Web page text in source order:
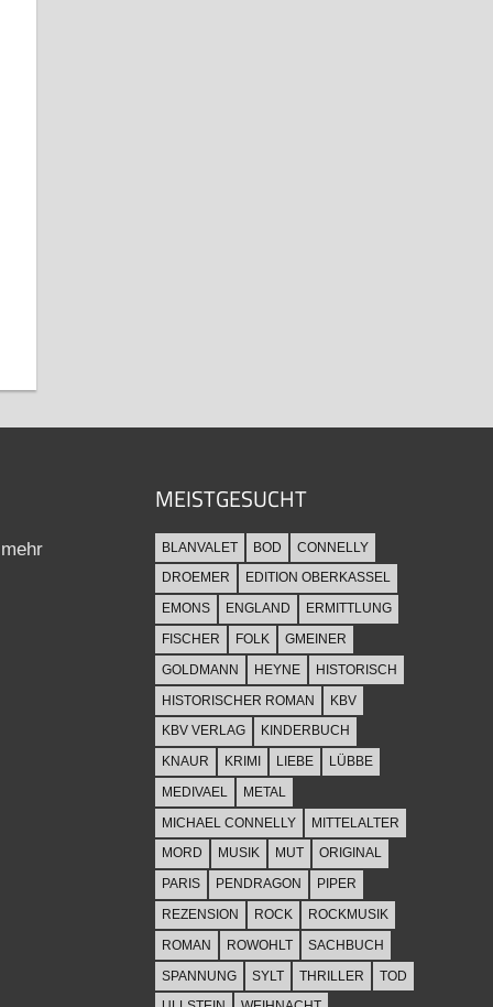
MEISTGESUCHT
BLANVALET BOD
CONNELLY
DROEMER
EDITION OBERKASSEL
EMONS
ENGLAND
ERMITTLUNG
FISCHER
FOLK
GMEINER
GOLDMANN
HEYNE
HISTORISCH
HISTORISCHER ROMAN
KBV
KBV VERLAG
KINDERBUCH
KNAUR
KRIMI LIEBE
LÜBBE
MEDIVAEL
METAL
MICHAEL CONNELLY
MITTELALTER
MORD
MUSIK MUT
ORIGINAL
PARIS
PENDRAGON
PIPER
REZENSION
ROCK
ROCKMUSIK
ROMAN
ROWOHLT
SACHBUCH
SPANNUNG
SYLT THRILLER
TOD